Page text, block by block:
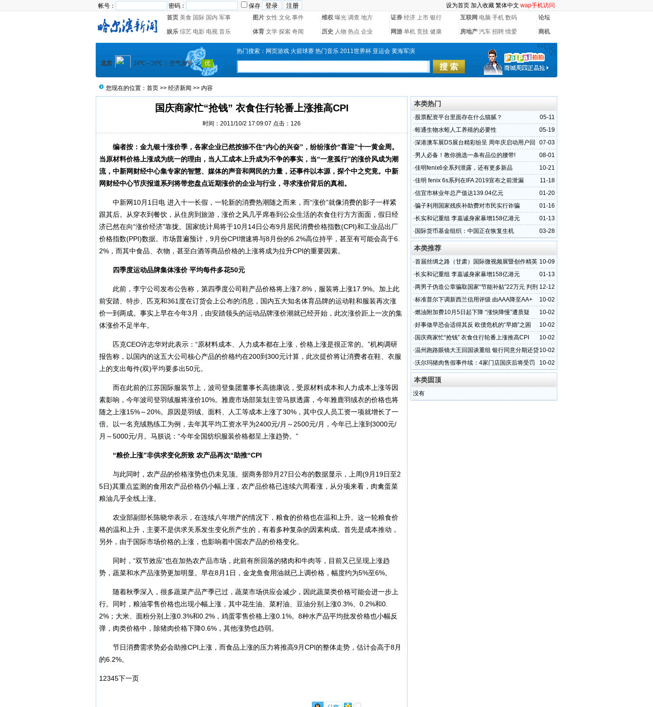
帐号： 密码： 保存 设为首页 加入收藏 繁体中文 wap手机访问
首页 美食 国际 国内 军事 图片 女性 文化 事件 维权 曝光 调查 地方 证券 经济 上市 银行 互联网 电脑 手机 数码 论坛
娱乐 综艺 电影 电视 音乐 体育 文学 探索 奇闻 历史 人物 热点 企业 网游 单机 竞技 健康 房地产 汽车 招聘 情爱 商机
热门搜索： 网页游戏 火箭球赛 热门音乐 2011世界杯 亚运会 黄海军演
您现在的位置： 首页 >> 经济新闻 >> 内容
国庆商家忙“抢钱” 衣食住行轮番上涨推高CPI
时间：2011/10/2 17:09:07 点击： 126
编者按：金九银十涨价季，各家企业已然按捺不住“内心的兴奋”，纷纷涨价“喜迎”十一黄金周。
当原材料价格上涨成为统一的理由，当人工成本上升成为不争的事实，当“一意孤行”的涨价风成为潮
流，中新网财经中心集专家的智慧、媒体的声音和网民的力量，还事件以本源，探个中之究竟。中新
网财经中心节庆报道系列将带您盘点近期涨价的企业与行业，寻求涨价背后的真相。
中新网10月1日电 进入十一长假，一轮新的消费热潮随之而来，而“涨价”就像消费的影子一样紧
跟其后。从穿衣到餐饮，从住房到旅游，涨价之风几乎席卷到公众生活的衣食住行方方面面，假日经
济已然在向“涨价经济”靠拢。国家统计局将于10月14日公布9月居民消费价格指数(CPI)和工业品出厂
价格指数(PPI)数据。市场普遍预计，9月份CPI增速将与8月份的6.2%高位持平，甚至有可能会高于6.
2%，而其中食品、衣物，甚至白酒等商品价格的上涨将成为拉升CPI的重要因素。
四季度运动品牌集体涨价 平均每件多花50元
此前，李宁公司发布公告称，第四季度公司鞋产品价格将上涨7.8%，服装将上涨17.9%。加上此
前安踏、特步、匹克和361度在订货会上公布的消息，国内五大知名体育品牌的运动鞋和服装再次涨
价一到两成。事实上早在今年3月，由安踏领头的运动品牌涨价潮就已经开始，此次涨价距上一次的集
体涨价不足半年。
匹克CEO许志华对此表示：“原材料成本、人力成本都在上涨，价格上涨是很正常的。”机构调研
报告称，以国内的这五大公司核心产品的价格约在200到300元计算，此次提价将让消费者在鞋、衣服
上的支出每件(双)平均要多出50元。
而在此前的江苏国际服装节上，波司登集团董事长高德康说，受原材料成本和人力成本上涨等因
素影响，今年波司登羽绒服将涨价10%。雅鹿市场部策划主管马朕透露，今年雅鹿羽绒衣的价格也将
随之上涨15%～20%。原因是羽绒、面料、人工等成本上涨了30%，其中仅人员工资一项就增长了一
倍。以一名充绒熟练工为例，去年其平均工资水平为2400元/月～2500元/月，今年已上涨到3000元/
月～5000元/月。马朕说：“今年全国纺织服装价格都呈上涨趋势。”
“粮价上涨”非供求变化所致 农产品再次“助推“CPI
与此同时，农产品的价格涨势也仍未见顶。据商务部9月27日公布的数据显示，上周(9月19日至2
5日)其重点监测的食用农产品价格仍小幅上涨，农产品价格已连续六周看涨，从分项来看，肉禽蛋菜
粮油几乎全线上涨。
农业部副部长陈晓华表示，在连续八年增产的情况下，粮食的价格也在温和上升。这一轮粮食价
格的温和上升，主要不是供求关系发生变化所产生的，有着多种复杂的因素构成。首先是成本推动，
另外，由于国际市场价格的上涨，也影响着中国农产品的价格变化。
同时，“双节效应”也在加热农产品市场，此前有所回落的猪肉和牛肉等，目前又已呈现上涨趋
势，蔬菜和水产品涨势更加明显。早在8月1日，金龙鱼食用油就已上调价格，幅度约为5%至6%。
随着秋季深入，很多蔬菜产品产季已过，蔬菜市场供应会减少，因此蔬菜类价格可能会进一步上
行。同时，粮油零售价格也出现小幅上涨，其中花生油、菜籽油、豆油分别上涨0.3%、0.2%和0.
2%；大米、面粉分别上涨0.3%和0.2%，鸡蛋零售价格上涨0.1%。8种水产品平均批发价格也小幅反
弹，肉类价格中，除猪肉价格下降0.6%，其他涨势也趋弱。
节日消费需求势必会助推CPI上涨，而食品上涨的压力将推高9月CPI的整体走势，估计会高于8月
的6.2%。
1 2345下一页
本类热门
05-11
·股票配资平台里面存在什么猫腻？
05-19
·蛭通生物水蛭人工养殖的必要性
07-03
·深港澳车展DS展台精彩纷呈 周年庆启动用户回
馈活动
08-01
·男人必备！教你挑选一条有品位的腰带!
10-21
·佳明fenix6全系列泄露，还有更多新品
11-18
·佳明 fenix 6s系列在IFA 2019宣布之前泄漏
01-20
·信宜市林业年总产值达139.04亿元
01-16
·骗子利用国家残疾补助费对市民实行诈骗
01-13
·长实和记重组 李嘉诚身家暴增158亿港元
03-28
· 国际货币基金组织：中国正在恢复生机
本类推荐
10-09
·首届丝绸之路（甘肃）国际微视频展暨创作精英
挑战赛，十月中旬将在甘肃举行
01-13
·长实和记重组 李嘉诚身家暴增158亿港元
12-12
·两男子伪造公章骗取国家“节能补贴”22万元 判刑
3年
10-02
·标准普尔下调新西兰信用评级 由AAA降至AA+
10-02
·燃油附加费10月5日起下降 “涨快降慢”遭质疑
10-02
·好事做早恐会适得其反 欧债危机的“早婚”之困
10-02
· 国庆商家忙“抢钱” 衣食住行轮番上涨推高CPI
10-02
·温州跑路眼镜大王回国谈重组 银行同意分期还贷
10-02
·沃尔玛猪肉售假事件续：4家门店国庆后将受罚
本类固顶
没有